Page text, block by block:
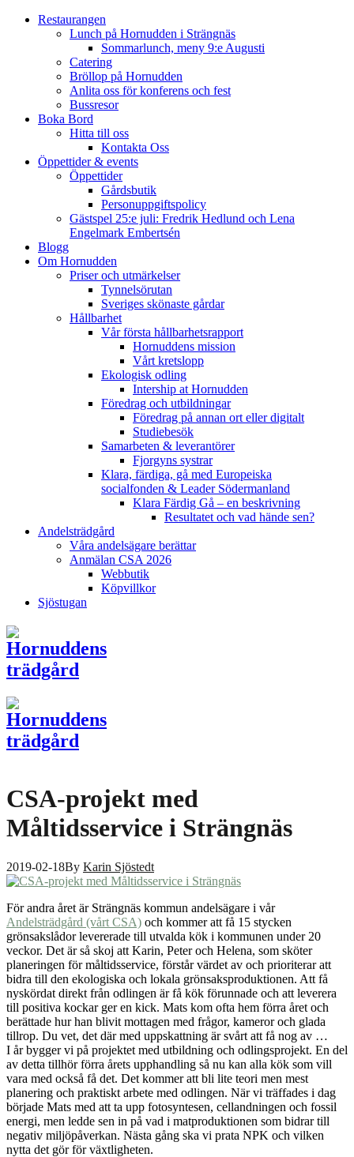
Restaurangen
Lunch på Hornudden i Strängnäs
Sommarlunch, meny 9:e Augusti
Catering
Bröllop på Hornudden
Anlita oss för konferens och fest
Bussresor
Boka Bord
Hitta till oss
Kontakta Oss
Öppettider & events
Öppettider
Gårdsbutik
Personuppgiftspolicy
Gästspel 25:e juli: Fredrik Hedlund och Lena
Engelmark Embertsén
Blogg
Om Hornudden
Priser och utmärkelser
Tynnelsörutan
Sveriges skönaste gårdar
Hållbarhet
Vår första hållbarhetsrapport
Hornuddens mission
Vårt kretslopp
Ekologisk odling
Intership at Hornudden
Föredrag och utbildningar
Föredrag på annan ort eller digitalt
Studiebesök
Samarbeten & leverantörer
Fjorgyns systrar
Klara, färdiga, gå med Europeiska
socialfonden & Leader Södermanland
Klara Färdig Gå – en beskrivning
Resultatet och vad hände sen?
Andelsträdgård
Våra andelsägare berättar
Anmälan CSA 2026
Webbutik
Köpvillkor
Sjöstugan
CSA-projekt med
Måltidsservice i Strängnäs
2019-02-18By Karin Sjöstedt
För andra året är Strängnäs kommun andelsägare i vår
Andelsträdgård (vårt CSA) och kommer att få 15 stycken
grönsakslådor levererade till utvalda kök i kommunen under 20
veckor. Det är så skoj att Karin, Peter och Helena, som sköter
planeringen för måltidsservice, förstår värdet av och prioriterar att
bidra till den ekologiska och lokala grönsaksproduktionen. Att få
nyskördat direkt från odlingen är få kök förunnade och att leverera
till positiva kockar ger en kick. Mats kom ofta hem förra året och
berättade hur han blivit mottagen med frågor, kameror och glada
tillrop. Du vet, det där med uppskattning är svårt att få nog av …
I år bygger vi på projektet med utbildning och odlingsprojekt. En del
av detta tillhör förra årets upphandling så nu kan alla kök som vill
vara med också få det. Det kommer att bli lite teori men mest
planering och praktiskt arbete med odlingen. När vi träffades i dag
började Mats med att ta upp fotosyntesen, cellandningen och fossil
energi, men ledde sen in på vad i matproduktionen som bidrar till
negativ miljöpåverkan. Nästa gång ska vi prata NPK och vilken
nytta det gör för växtligheten.